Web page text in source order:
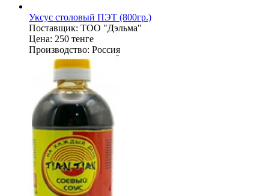
Уксус столовый ПЭТ (800гр.)
Поставщик: ТОО "Дэльма"
Цена: 250 тенге
Производство: Россия